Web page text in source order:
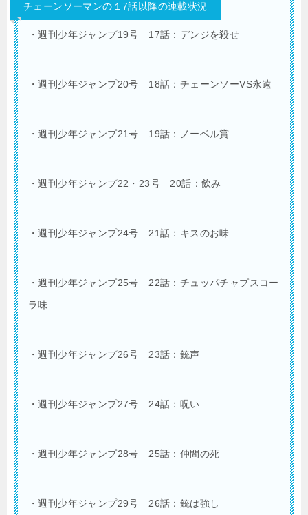
チェーンソーマンの１7話以降の連載状況
・週刊少年ジャンプ19号 17話：デンジを殺せ
・週刊少年ジャンプ20号 18話：チェーンソーVS永遠
・週刊少年ジャンプ21号 19話：ノーベル賞
・週刊少年ジャンプ22・23号 20話：飲み
・週刊少年ジャンプ24号 21話：キスのお味
・週刊少年ジャンプ25号 22話：チュッパチャプスコー
ラ味
・週刊少年ジャンプ26号 23話：銃声
・週刊少年ジャンプ27号 24話：呪い
・週刊少年ジャンプ28号 25話：仲間の死
・週刊少年ジャンプ29号 26話：銃は強し